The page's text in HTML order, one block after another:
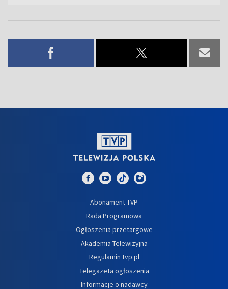
Abonament TVP
Rada Programowa
Ogłoszenia przetargowe
Akademia Telewizyjna
Regulamin tvp.pl
Telegazeta ogłoszenia
Informacje o nadawcy